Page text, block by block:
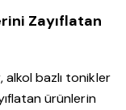
Zayıflatan
bazlı tonikler
ürünlerin